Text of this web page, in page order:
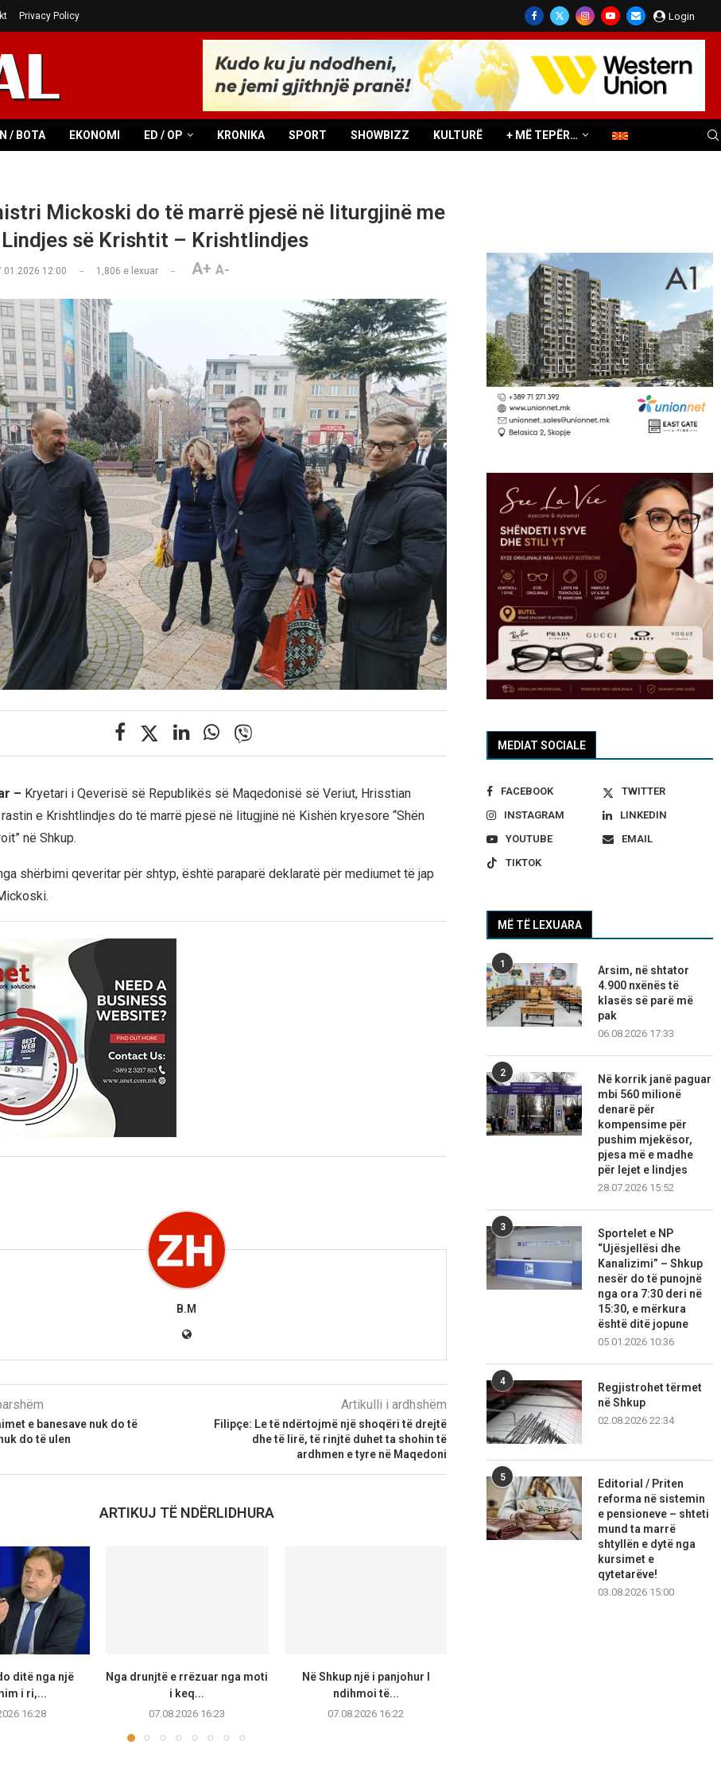
Privacy Policy Login
/ BOTA EKONOMI ED / OP KRONIKA SPORT SHOWBIZZ KULTURË + MË TEPËR…
Mickoski do të marrë pjesë në liturgjinë me
së Krishtit – Krishtlindjes
12:00 1,806 e lexuar A+ A-
– Kryetari i Qeverisë së Republikës së Maqedonisë së Veriut, Hrisstian
e Krishtlindjes do të marrë pjesë në litugjinë në Kishën kryesore “Shën
në Shkup.
shërbimi qeveritar për shtyp, është paraparë deklaratë për mediumet të jap
B.M
e banesave nuk do të
do të ulen
Artikulli i ardhshëm
Filipçe: Le të ndërtojmë një shoqëri të drejtë
dhe të lirë, të rinjtë duhet ta shohin të
ardhmen e tyre në Maqedoni
ARTIKUJ TË NDËRLIDHURA
ditë nga një
i ri,...
16:28
Nga drunjtë e rrëzuar nga moti
i keq...
07.08.2026 16:23
Në Shkup një i panjohur I
ndihmoi të...
07.08.2026 16:22
MEDIAT SOCIALE
FACEBOOK
TWITTER
INSTAGRAM
LINKEDIN
YOUTUBE
EMAIL
TIKTOK
MË TË LEXUARA
1
Arsim, në shtator
4.900 nxënës të
klasës së parë më
pak
06.08.2026 17:33
2
Në korrik janë paguar
mbi 560 milionë
denarë për
kompensime për
pushim mjekësor,
pjesa më e madhe
për lejet e lindjes
28.07.2026 15:52
3
Sportelet e NP
“Ujësjellësi dhe
Kanalizimi” – Shkup
nesër do të punojnë
nga ora 7:30 deri në
15:30, e mërkura
është ditë jopune
05.01.2026 10:36
4
Regjistrohet tërmet
në Shkup
02.08.2026 22:34
5
Editorial / Priten
reforma në sistemin
e pensioneve – shteti
mund ta marrë
shtyllën e dytë nga
kursimet e
qytetarëve!
03.08.2026 15:00